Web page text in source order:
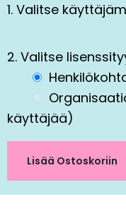
1. Valitse
2. Valitse
käyttäjää)
Lisää Ostoskoriin